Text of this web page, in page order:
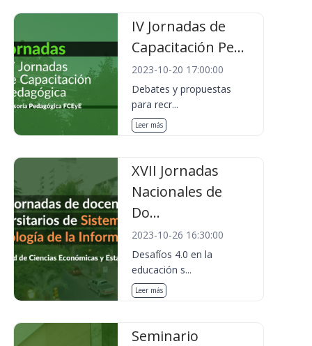
IV Jornadas de
Capacitación Pe...
2023-10-20 17:00:00
Debates y propuestas
para recr...
Leer más
XVII Jornadas
Nacionales de
Do...
2023-10-26 16:30:00
Desafíos 4.0 en la
educación s...
Leer más
Seminario